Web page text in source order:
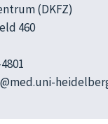
(DKFZ)
460